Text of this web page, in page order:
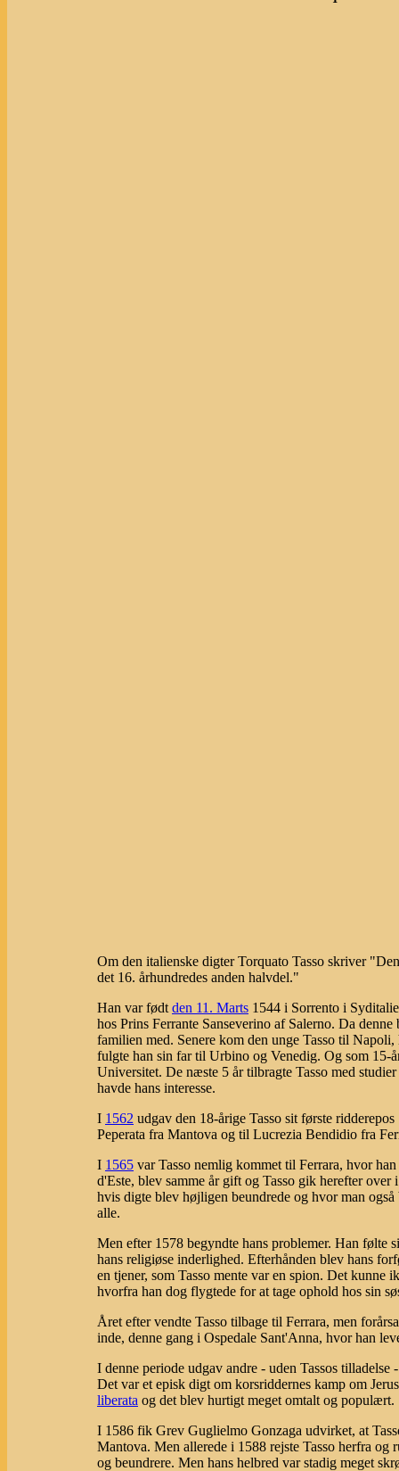
Om den italienske digter Torquato Tasso skriver
det 16. århundredes anden halvdel."
Han var født den 11. Marts 1544 i Sorrento i
hos Prins Ferrante Sanseverino af Salerno. Da
familien med. Senere kom den unge Tasso til
fulgte han sin far til Urbino og Venedig. Og som 15-
Universitet. De næste 5 år tilbragte Tasso med
havde hans interesse.
I 1562 udgav den 18-årige Tasso sit første
Peperata fra Mantova og til Lucrezia Bendidio fra
I 1565 var Tasso nemlig kommet til Ferrara, hvor
d'Este, blev samme år gift og Tasso gik herefter over
hvis digte blev højligen beundrede og hvor man
alle.
Men efter 1578 begyndte hans problemer. Han
hans religiøse inderlighed. Efterhånden blev hans
en tjener, som Tasso mente var en spion. Det
hvorfra han dog flygtede for at tage ophold hos sin
Året efter vendte Tasso tilbage til Ferrara, men
inde, denne gang i Ospedale Sant'Anna, hvor han
I denne periode udgav andre - uden Tassos
Det var et episk digt om korsriddernes kamp om
liberata og det blev hurtigt meget omtalt og populært.
I 1586 fik Grev Guglielmo Gonzaga udvirket, at
Mantova. Men allerede i 1588 rejste Tasso herfra
og beundrere. Men hans helbred var stadig meget